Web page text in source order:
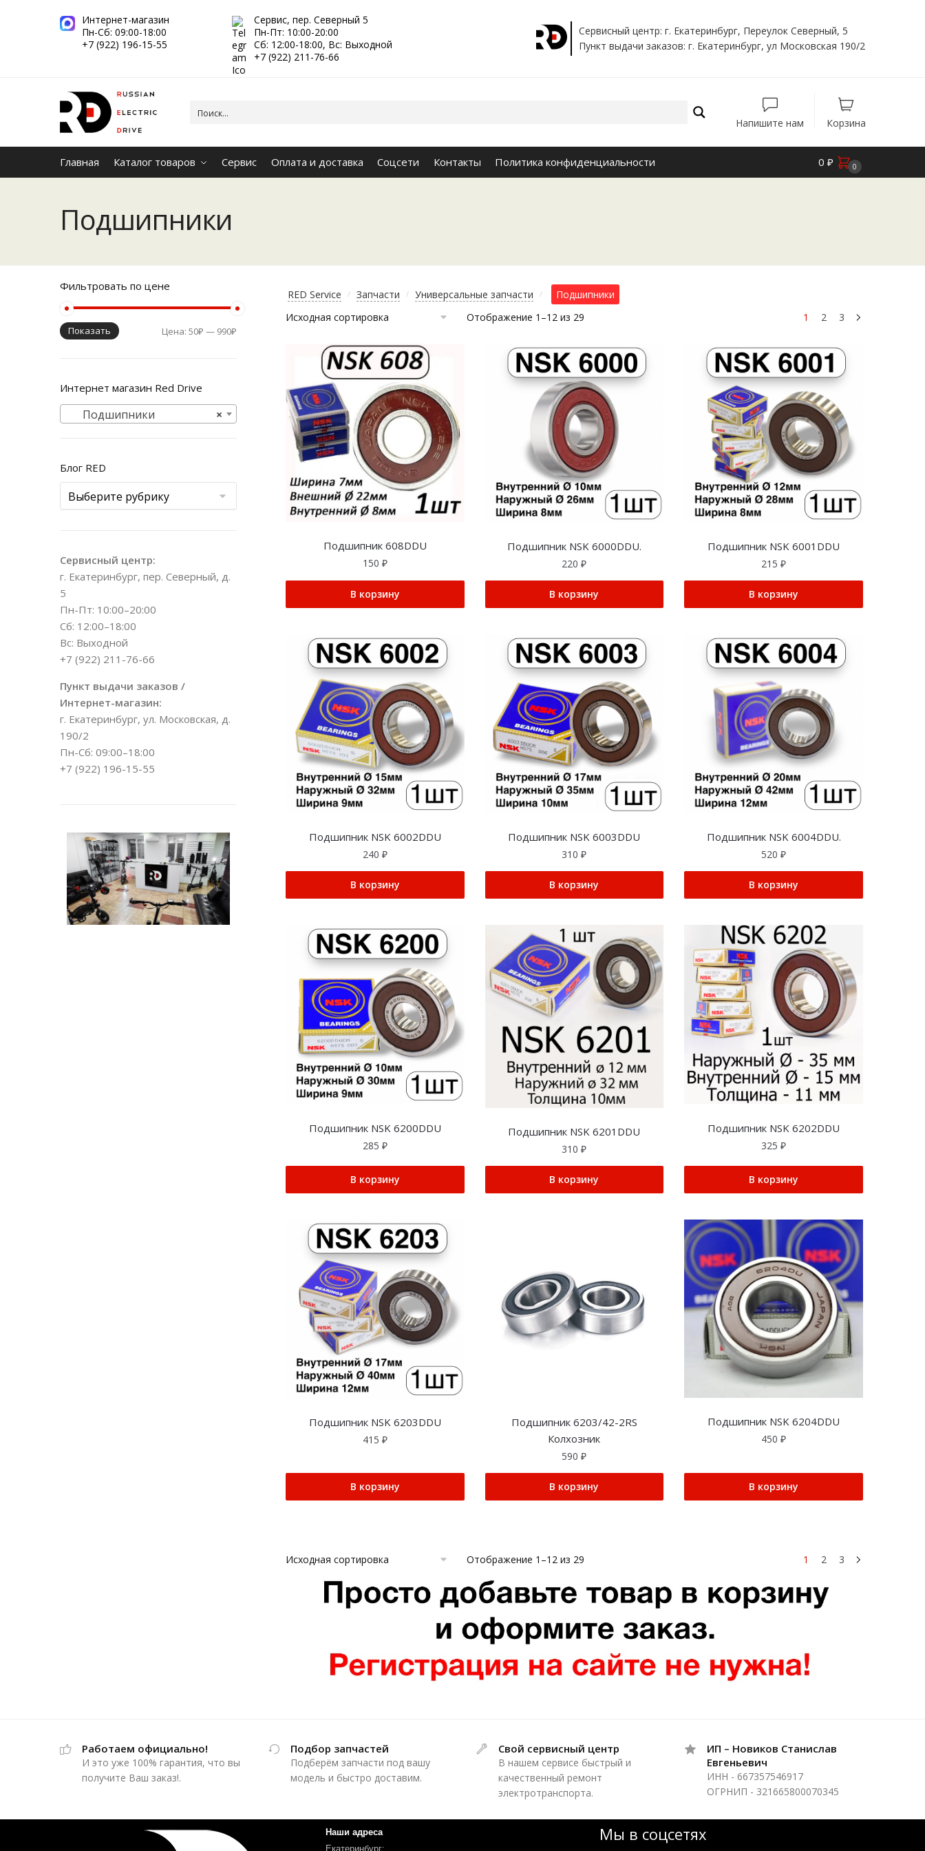
Интернет-магазин
Пн-Сб: 09:00-18:00
+7 (922) 196-15-55
Сервис, пер. Северный 5
Пн-Пт: 10:00-20:00
Сб: 12:00-18:00, Вс: Выходной
+7 (922) 211-76-66
Сервисный центр: г. Екатеринбург, Переулок Северный, 5
Пункт выдачи заказов: г. Екатеринбург, ул Московская 190/2
Напишите нам Корзина
Главная Каталог товаров Сервис Оплата и доставка Соцсети Контакты Политика конфиденциальности 0 ₽ 0
Подшипники
RED Service / Запчасти / Универсальные запчасти /
Подшипники
Отображение 1–12 из 29
1 2 3
Подшипник 608DDU
150 ₽
В корзину
Подшипник NSK 6000DDU.
220₽
В корзину
Подшипник NSK 6001DDU
215₽
В корзину
Подшипник NSK 6002DDU
240 ₽
В корзину
Подшипник NSK 6003DDU
310₽
В корзину
Подшипник NSK 6004DDU.
520₽
В корзину
Подшипник NSK 6200DDU
285 ₽
В корзину
Подшипник NSK 6201DDU
310₽
В корзину
Подшипник NSK 6202DDU
325₽
В корзину
Подшипник NSK 6203DDU
415 ₽
В корзину
Подшипник 6203/42-2RS
Колхозник
590₽
В корзину
Подшипник NSK 6204DDU
450₽
В корзину
Отображение 1–12 из 29 1 2 3
Фильтровать по цене
Показать Цена:50₽ — 990₽
Интернет магазин Red Drive
×
Подшипники
Блог RED
Сервисный центр:
г. Екатеринбург, пер. Северный, д.
5
Пн-Пт: 10:00–20:00
Сб: 12:00–18:00
Вс: Выходной
+7 (922) 211-76-66
Пункт выдачи заказов /
Интернет-магазин:
г. Екатеринбург, ул. Московская, д.
190/2
Пн-Сб: 09:00–18:00
+7 (922) 196-15-55
Работаем официально!
И это уже 100% гарантия, что вы
получите Ваш заказ!.
Подбор запчастей
Подберём запчасти под вашу
модель и быстро доставим.
Свой сервисный центр
В нашем сервисе быстрый и
качественный ремонт
электротранспорта.
ИП – Новиков Станислав
Евгеньевич
ИНН - 667357546917
ОГРНИП - 321665800070345
Наши адреса
Екатеринбург:
Мы в соцсетях